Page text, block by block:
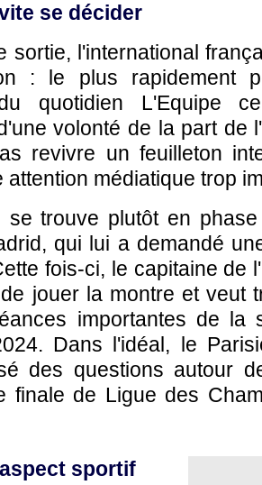
se décider
sortie, l'international
: le plus rapidement
quotidien L'Equipe
volonté de la part de
revivre un feuilleton
attention médiatique trop
se trouve plutôt en
qui lui a demandé
fois-ci, le capitaine de
jouer la montre et veut
importantes de la
Dans l'idéal, le
des questions autour
finale de Ligue des
sportif